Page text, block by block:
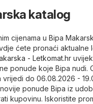
katalog
cijenama u Bipa
ćete pronaći aktualne
- Letkomat.hr
ponude koje Bipa nudi.
vrijedi do 06.08.2026 -
ponude Bipa iz
kupovinu. Iskoristite